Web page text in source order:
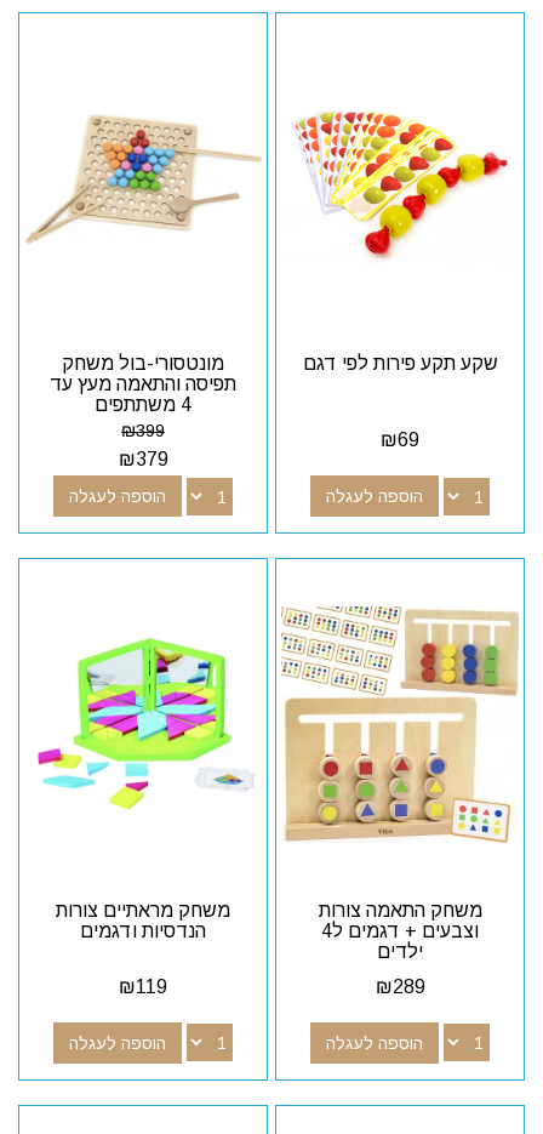
שקע תקע פירות לפי דגם
₪69
הוספה לעגלה
מונטסורי-בול משחק
תפיסה והתאמה מעץ עד
4 משתתפים
₪399
₪379
הוספה לעגלה
משחק התאמה צורות
וצבעים + דגמים ל4
ילדים
₪289
הוספה לעגלה
משחק מראתיים צורות
הנדסיות ודגמים
₪119
הוספה לעגלה